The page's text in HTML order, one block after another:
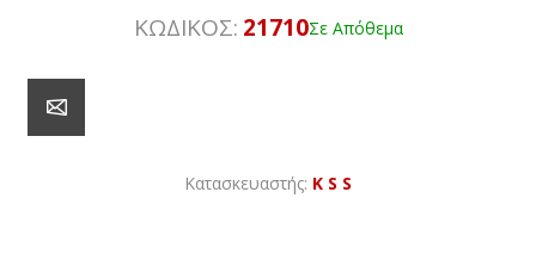
ΚΩΔΙΚΟΣ: 21710Σε Απόθεμα
Κατασκευαστής: K S S